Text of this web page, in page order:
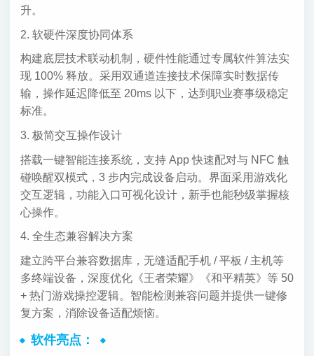
升。
2. 软硬件深度协同体系
构建底层技术联动机制，硬件性能通过专属软件算法实
现 100% 释放。采用双通道连接技术保障实时数据传
输，操作延迟降低至 20ms 以下，达到职业赛事级稳定
标准。
3. 极简交互操作设计
搭载一键智能连接系统，支持 App 快速配对与 NFC 触
碰唤醒双模式，3 步内完成设备启动。界面采用游戏化
交互逻辑，功能入口可视化设计，新手也能秒级掌握核
心操作。
4. 全生态兼容解决方案
建立跨平台兼容数据库，无缝适配手机 / 平板 / 主机等
多终端设备，深度优化《王者荣耀》《和平精英》等 50
+ 热门游戏操控逻辑。智能检测兼容问题并提供一键修
复方案，消除设备适配烦恼。
软件亮点：